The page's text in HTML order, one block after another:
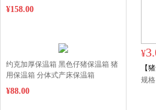
¥
【
片
规
¥158.00
约克加厚保温箱 黑色仔猪保温箱 猪
用保温箱 分体式产床保温箱
¥88.00